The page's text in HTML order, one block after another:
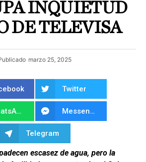
INQUIETUD
DE TELEVISA
marzo 25, 2025
Twitter
WhatsApp Messenger
Telegram
escasez de agua, pero la